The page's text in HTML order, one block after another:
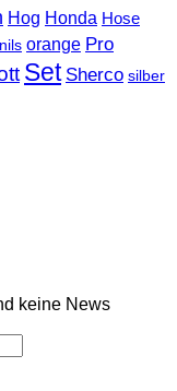
Hog Honda Hose
nils orange Pro
Set Sherco silber
keine News